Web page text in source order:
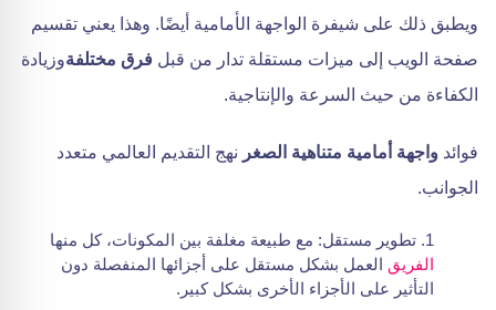
ويطبق ذلك على شيفرة الواجهة الأمامية أيضًا. وهذا يعني تقسيم
صفحة الويب إلى ميزات مستقلة تدار من قبل فرق مختلفةوزيادة
الكفاءة من حيث السرعة والإنتاجية.
فوائد واجهة أمامية متناهية الصغر نهج التقديم العالمي متعدد
الجوانب.
تطوير مستقل: مع طبيعة مغلفة بين المكونات، كل منها
الفريق العمل بشكل مستقل على أجزائها المنفصلة دون
التأثير على الأجزاء الأخرى بشكل كبير.